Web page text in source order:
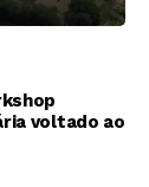
voltado ao